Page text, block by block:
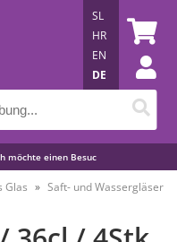
möchte einen Besuc
SL
HR
EN
DE
Glas Saft- und Wassergläser